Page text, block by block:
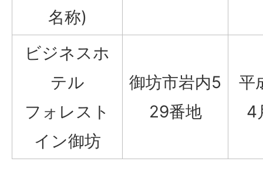
名称)
ビジネスホ
テル
フォレスト
イン御坊
御坊市岩内5
29番地
平
4